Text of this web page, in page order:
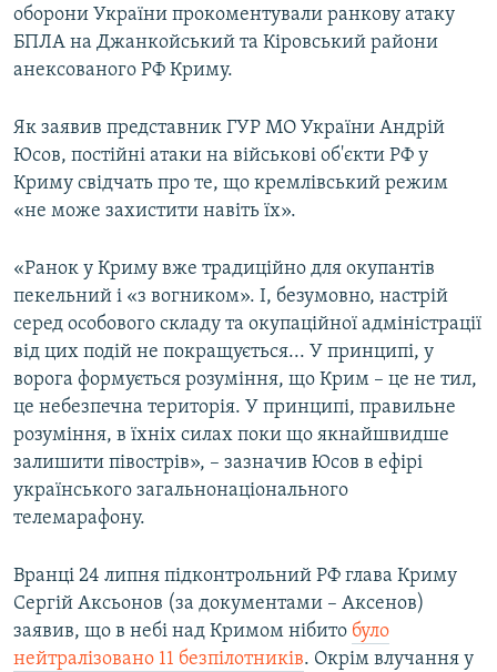
Усі сайти RFE/RL
оборони України прокоментували ранкову атаку
БПЛА на Джанкойський та Кіровський райони
анексованого РФ Криму.
Як заявив представник ГУР МО України Андрій
Юсов, постійні атаки на військові об'єкти РФ у
Криму свідчать про те, що кремлівський режим
«не може захистити навіть їх».
«Ранок у Криму вже традиційно для окупантів
пекельний і «з вогником». І, безумовно, настрій
серед особового складу та окупаційної адміністрації
від цих подій не покращується... У принципі, у
ворога формується розуміння, що Крим – це не тил,
це небезпечна територія. У принципі, правильне
розуміння, в їхніх силах поки що якнайшвидше
залишити півострів», – зазначив Юсов в ефірі
українського загальнонаціонального
телемарафону.
Вранці 24 липня підконтрольний РФ глава Криму
Сергій Аксьонов (за документами – Аксенов)
заявив, що в небі над Кримом нібито було
нейтралізовано 11 безпілотників. Окрім влучання у